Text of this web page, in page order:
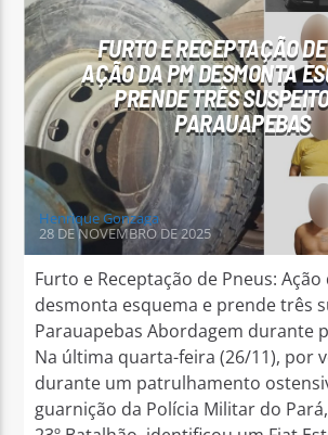
Arara Azul FM
FURTO E RECEPTAÇÃO
AÇÃO DA PM DESMONTA
PRENDE TRÊS
PARAUAPEBAS
Henrique Gonzaga
28 DE NOVEMBRO DE 2025
Furto e Receptação de Pneus: Ação
desmonta esquema e prende três
Parauapebas Abordagem durante
Na última quarta-feira (26/11), por
durante um patrulhamento
guarnição da Polícia Militar do